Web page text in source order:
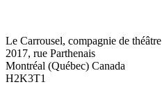
Le Carrousel, compagnie de théâtre
2017, rue Parthenais
Montréal (Québec) Canada
H2K3T1